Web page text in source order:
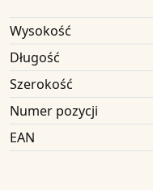
Wysokość
Długość
Szerokość
Numer pozycji
EAN